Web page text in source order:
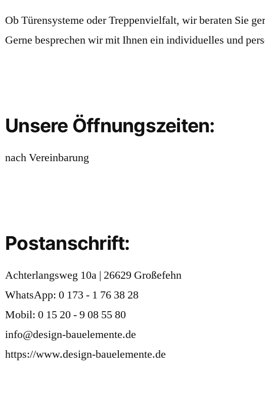
Ob Türensysteme oder Treppenvielfalt, wir beraten Sie
Gerne besprechen wir mit Ihnen ein individuelles und
Unsere Öffnungszeiten:
nach Vereinbarung
Postanschrift:
Achterlangsweg 10a | 26629 Großefehn
WhatsApp: 0 173 - 1 76 38 28
Mobil: 0 15 20 - 9 08 55 80
info@design-bauelemente.de
https://www.design-bauelemente.de